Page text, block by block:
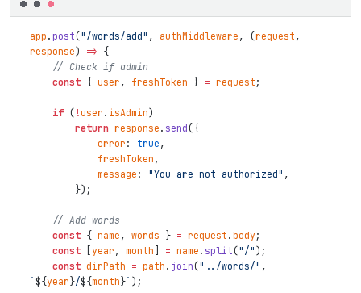
app . post("/words/add" , authMiddleware , (request ,
response) => {
// Check if admin
const { user , freshToken } = request ;
if ( !user . isAdmin)
return response . send({
error : true ,
freshToken ,
message : "You are not authorized" ,
}) ;
// Add words
const { name , words } = request . body;
const
year , month = name . split("/" ) ;
const dirPath = path . join("../words/" ,
` ${year }/${month }` ) ;